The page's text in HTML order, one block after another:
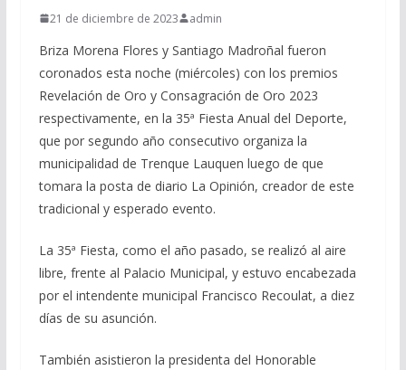
21 de diciembre de 2023 admin
Briza Morena Flores y Santiago Madroñal fueron
coronados esta noche (miércoles) con los premios
Revelación de Oro y Consagración de Oro 2023
respectivamente, en la 35ª Fiesta Anual del Deporte,
que por segundo año consecutivo organiza la
municipalidad de Trenque Lauquen luego de que
tomara la posta de diario La Opinión, creador de este
tradicional y esperado evento.
La 35ª Fiesta, como el año pasado, se realizó al aire
libre, frente al Palacio Municipal, y estuvo encabezada
por el intendente municipal Francisco Recoulat, a diez
días de su asunción.
También asistieron la presidenta del Honorable